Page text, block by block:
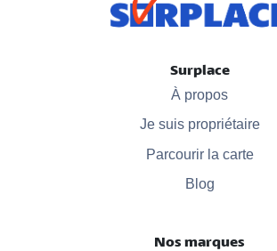
Surplace
À propos
Je suis propriétaire
Parcourir la carte
Blog
Nos marques